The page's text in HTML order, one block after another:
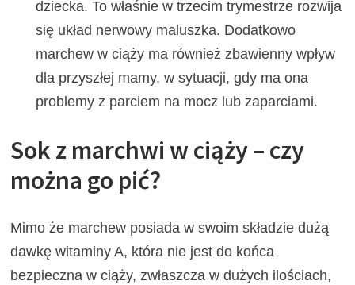
dziecka. To właśnie w trzecim trymestrze rozwija
się układ nerwowy maluszka. Dodatkowo
marchew w ciąży ma również zbawienny wpływ
dla przyszłej mamy, w sytuacji, gdy ma ona
problemy z parciem na mocz lub zaparciami.
Sok z marchwi w ciąży – czy
można go pić?
Mimo że marchew posiada w swoim składzie dużą
dawkę witaminy A, która nie jest do końca
bezpieczna w ciąży, zwłaszcza w dużych ilościach,